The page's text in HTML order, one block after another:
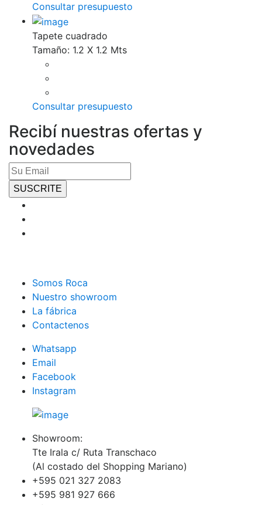
Consultar presupuesto
Tapete cuadrado
Tamaño: 1.2 X 1.2 Mts
Consultar presupuesto
Recibí nuestras ofertas y
novedades
SUSCRITE
Somos Roca
Nuestro showroom
La fábrica
Contactenos
Whatsapp
Email
Facebook
Instagram
Showroom:
Tte Irala c/ Ruta Transchaco
(Al costado del Shopping Mariano)
+595 021 327 2083
+595 981 927 666